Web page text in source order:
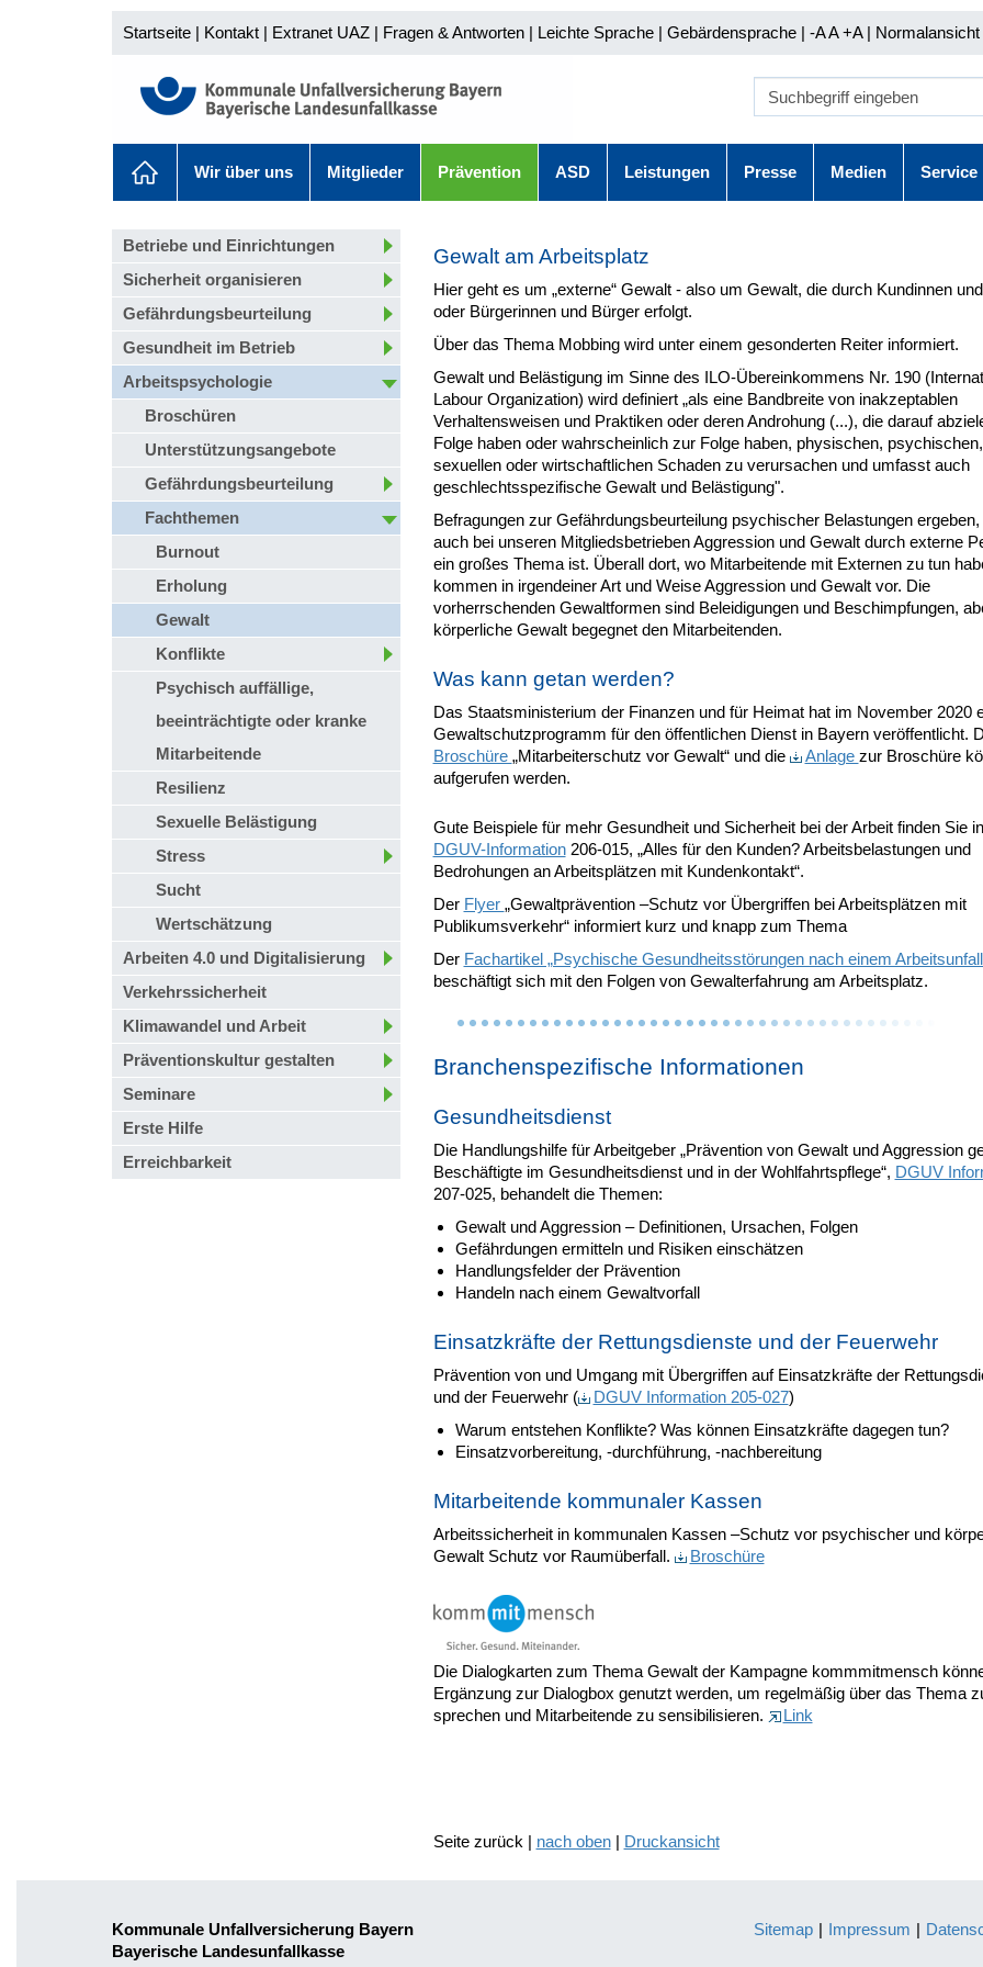
Startseite | Kontakt | Extranet UAZ | Fragen & Antworten | Leichte Sprache | Gebärdensprache | -A A+A | Normalansicht
Wir über uns Mitglieder Prävention ASD Leistungen Presse Medien Service
Betriebe und Einrichtungen
Sicherheit organisieren
Gefährdungsbeurteilung
Gesundheit im Betrieb
Arbeitspsychologie
Broschüren
Unterstützungsangebote
Gefährdungsbeurteilung
Fachthemen
Burnout
Erholung
Gewalt
Konflikte
Psychisch auffällige,
beeinträchtigte oder kranke
Mitarbeitende
Resilienz
Sexuelle Belästigung
Stress
Sucht
Wertschätzung
Arbeiten 4.0 und Digitalisierung
Verkehrssicherheit
Klimawandel und Arbeit
Präventionskultur gestalten
Seminare
Erste Hilfe
Erreichbarkeit
Gewalt am Arbeitsplatz
Hier geht es um „externe“ Gewalt - also um Gewalt, die durch Kundinnen
oder Bürgerinnen und Bürger erfolgt.
Über das Thema Mobbing wird unter einem gesonderten Reiter informiert.
Gewalt und Belästigung im Sinne des ILO-Übereinkommens Nr. 190
Labour Organization) wird definiert „als eine Bandbreite von inakzeptablen
Verhaltensweisen und Praktiken oder deren Androhung (...), die darauf
Folge haben oder wahrscheinlich zur Folge haben, physischen, psychischen,
sexuellen oder wirtschaftlichen Schaden zu verursachen und umfasst auch
geschlechtsspezifische Gewalt und Belästigung".
Befragungen zur Gefährdungsbeurteilung psychischer Belastungen
auch bei unseren Mitgliedsbetrieben Aggression und Gewalt durch externe
ein großes Thema ist. Überall dort, wo Mitarbeitende mit Externen zu tun
kommen in irgendeiner Art und Weise Aggression und Gewalt vor. Die
vorherrschenden Gewaltformen sind Beleidigungen und Beschimpfungen,
körperliche Gewalt begegnet den Mitarbeitenden.
Was kann getan werden?
Das Staatsministerium der Finanzen und für Heimat hat im November 2020
Gewaltschutzprogramm für den öffentlichen Dienst in Bayern veröffentlicht.
Broschüre „Mitarbeiterschutz vor Gewalt“ und die Anlage zur Broschüre
aufgerufen werden.
Gute Beispiele für mehr Gesundheit und Sicherheit bei der Arbeit finden Sie
DGUV-Information206-015, „Alles für den Kunden? Arbeitsbelastungen und
Bedrohungen an Arbeitsplätzen mit Kundenkontakt“.
Der Flyer „Gewaltprävention –Schutz vor Übergriffen bei Arbeitsplätzen mit
Publikumsverkehr“ informiert kurz und knapp zum Thema
Der Fachartikel „Psychische Gesundheitsstörungen nach einem
beschäftigt sich mit den Folgen von Gewalterfahrung am Arbeitsplatz.
Branchenspezifische Informationen
Gesundheitsdienst
Die Handlungshilfe für Arbeitgeber „Prävention von Gewalt und Aggression
Beschäftigte im Gesundheitsdienst und in der Wohlfahrtspflege“, DGUV
207-025, behandelt die Themen:
Gewalt und Aggression – Definitionen, Ursachen, Folgen
Gefährdungen ermitteln und Risiken einschätzen
Handlungsfelder der Prävention
Handeln nach einem Gewaltvorfall
Einsatzkräfte der Rettungsdienste und der Feuerwehr
Prävention von und Umgang mit Übergriffen auf Einsatzkräfte der
und der Feuerwehr (
DGUV Information 205-027)
Warum entstehen Konflikte? Was können Einsatzkräfte dagegen tun?
Einsatzvorbereitung, -durchführung, -nachbereitung
Mitarbeitende kommunaler Kassen
Arbeitssicherheit in kommunalen Kassen –Schutz vor psychischer und
Gewalt Schutz vor Raumüberfall.
Broschüre
Die Dialogkarten zum Thema Gewalt der Kampagne kommmitmensch
Ergänzung zur Dialogbox genutzt werden, um regelmäßig über das Thema
sprechen und Mitarbeitende zu sensibilisieren.
Link
Seite zurück | nach oben| Druckansicht
Kommunale Unfallversicherung Bayern
Bayerische Landesunfallkasse
Sitemap | Impressum |